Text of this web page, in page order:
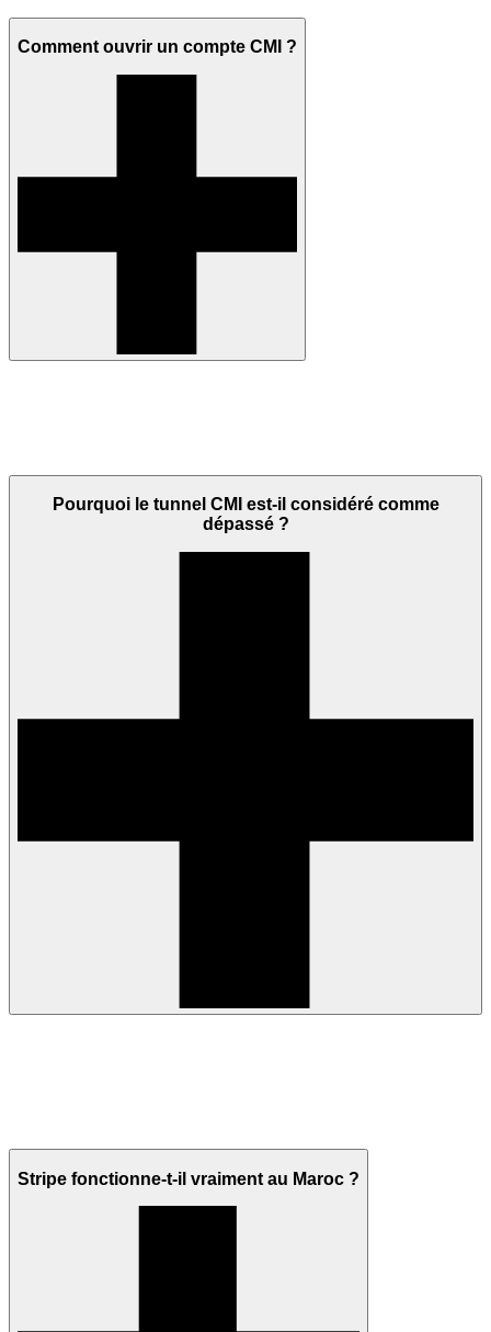
Comment ouvrir un compte CMI ?
Pourquoi le tunnel CMI est-il considéré comme
dépassé ?
Stripe fonctionne-t-il vraiment au Maroc ?